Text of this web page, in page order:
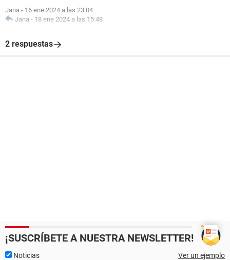
Jana - 16 ene 2024 a las 23:04
Jana - 18 ene 2024 a las 15:48
2 respuestas
¡SUSCRÍBETE A NUESTRA NEWSLETTER!
Noticias Ver un ejemplo